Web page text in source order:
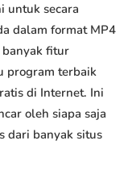
untuk secara
dalam format MP4
fitur
program terbaik
di Internet. Ini
oleh siapa saja
dari banyak situs